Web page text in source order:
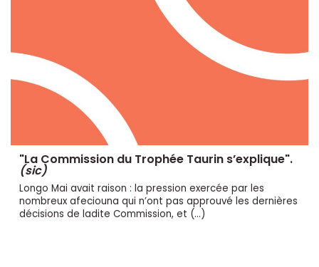
"La Commission du Trophée Taurin s’explique".
(sic)
Longo Mai avait raison : la pression exercée par les
nombreux afeciouna qui n’ont pas approuvé les dernières
décisions de ladite Commission, et (…)